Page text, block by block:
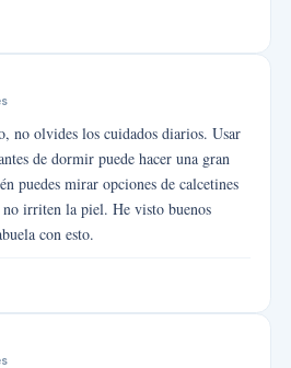
no olvides los cuidados diarios. Usar
de dormir puede hacer una gran
puedes mirar opciones de calcetines
no irriten la piel. He visto buenos
con esto.